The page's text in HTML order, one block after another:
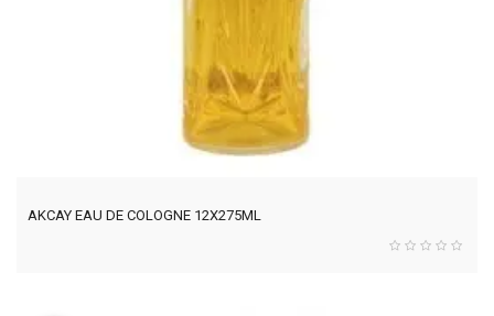
AKCAY EAU DE COLOGNE 12X275ML